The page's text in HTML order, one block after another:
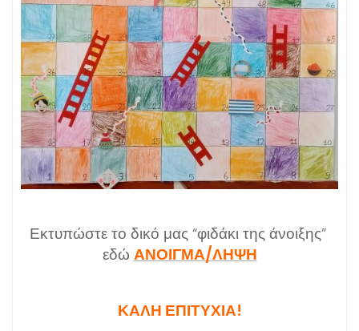
Εκτυπώστε το δικό μας “φιδάκι της άνοιξης”
εδώ ΑΝΟΙΓΜΑ/ΛΗΨΗ
ΚΑΛΗ ΕΠΙΤΥΧΙΑ!